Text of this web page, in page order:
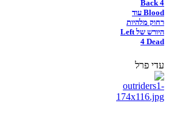
Back 4
Blood עוד
רחוק מלהיות
היורש של Left
4 Dead
עדי פרל